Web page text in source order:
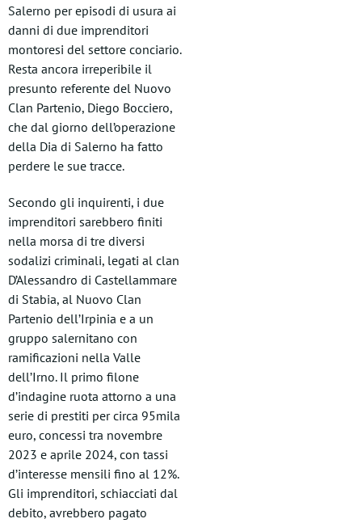
Salerno per episodi di usura ai
danni di due imprenditori
montoresi del settore conciario.
Resta ancora irreperibile il
presunto referente del Nuovo
Clan Partenio, Diego Bocciero,
che dal giorno dell’operazione
della Dia di Salerno ha fatto
perdere le sue tracce.
Secondo gli inquirenti, i due
imprenditori sarebbero finiti
nella morsa di tre diversi
sodalizi criminali, legati al clan
D’Alessandro di Castellammare
di Stabia, al Nuovo Clan
Partenio dell’Irpinia e a un
gruppo salernitano con
ramificazioni nella Valle
dell’Irno. Il primo filone
d’indagine ruota attorno a una
serie di prestiti per circa 95mila
euro, concessi tra novembre
2023 e aprile 2024, con tassi
d’interesse mensili fino al 12%.
Gli imprenditori, schiacciati dal
debito, avrebbero pagato